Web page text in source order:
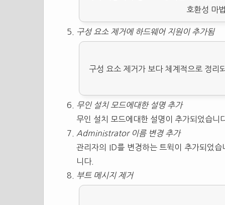
호환성 마
구성 요소 제거에 하드웨어 지원이 추가됨
구성 요소 제거가 보다 체계적으로 정리
무인 설치 모드에대한 설명 추가
무인 설치 모드에대한 설명이 추가되었습니
Administrator 이름 변경 추가
관리자의 ID를 변경하는 트윅이 추가되었
니다.
부트 메시지 제거